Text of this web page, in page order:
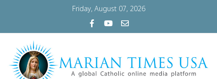
Friday, August 07, 2026